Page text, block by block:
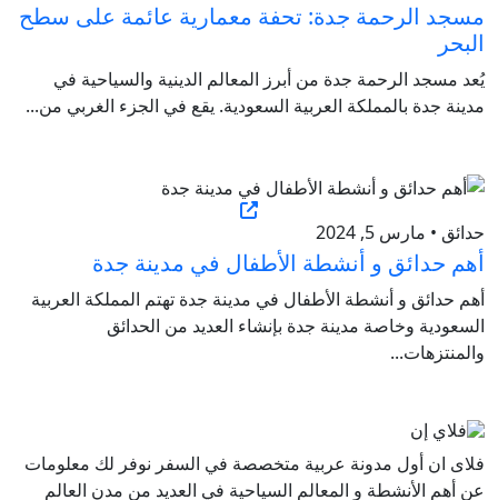
مسجد الرحمة جدة: تحفة معمارية عائمة على سطح
البحر
يُعد مسجد الرحمة جدة من أبرز المعالم الدينية والسياحية في
مدينة جدة بالمملكة العربية السعودية. يقع في الجزء الغربي من...
حدائق • مارس 5, 2024
أهم حدائق و أنشطة الأطفال في مدينة جدة
أهم حدائق و أنشطة الأطفال في مدينة جدة تهتم المملكة العربية
السعودية وخاصة مدينة جدة بإنشاء العديد من الحدائق
والمنتزهات...
فلاى ان أول مدونة عربية متخصصة في السفر نوفر لك معلومات
عن أهم الأنشطة و المعالم السياحية في العديد من مدن العالم